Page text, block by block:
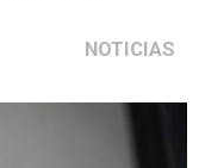
NOTICIAS